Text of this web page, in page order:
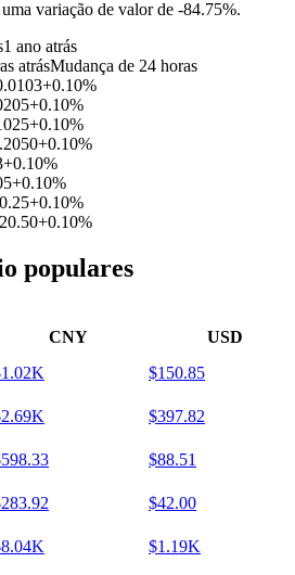
variação de valor de -84.75%.
1 ano atrás
atrásMudança de 24 horas
+0.10%
+0.10%
+0.10%
+0.10%
+0.10%
+0.10%
+0.10%
+0.10%
populares
CNY USD
$150.85
$397.82
$88.51
$42.00
$1.19K